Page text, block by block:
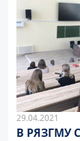
29.04.2021
В РЯЗГМУ